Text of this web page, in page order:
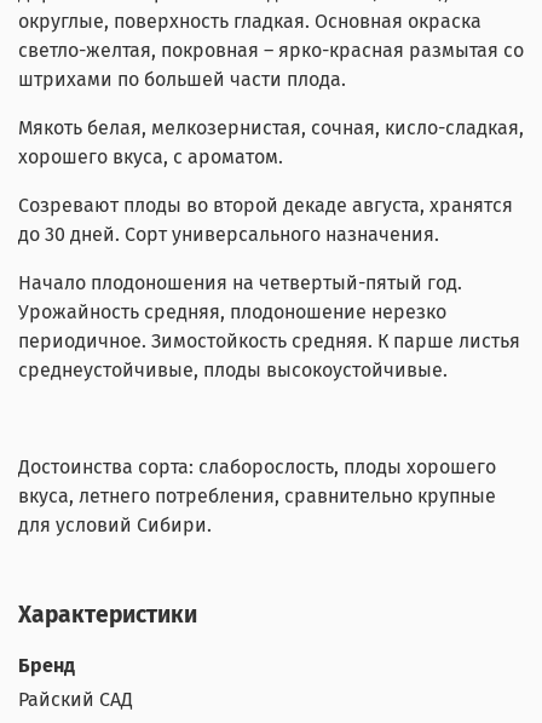
округлые, поверхность гладкая. Основная окраска
светло-желтая, покровная – ярко-красная размытая со
штрихами по большей части плода.
Мякоть белая, мелкозернистая, сочная, кисло-сладкая,
хорошего вкуса, с ароматом.
Созревают плоды во второй декаде августа, хранятся
до 30 дней. Сорт универсального назначения.
Начало плодоношения на четвертый-пятый год.
Урожайность средняя, плодоношение нерезко
периодичное. Зимостойкость средняя. К парше листья
среднеустойчивые, плоды высокоустойчивые.
Достоинства сорта: слаборослость, плоды хорошего
вкуса, летнего потребления, сравнительно крупные
для условий Сибири.
Характеристики
Бренд
Райский САД